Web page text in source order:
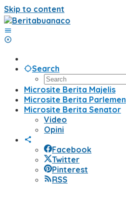
Skip to content
Search
Microsite Berita Majelis
Microsite Berita Parlemen
Microsite Berita Senator
Video
Opini
Facebook
Twitter
Pinterest
RSS